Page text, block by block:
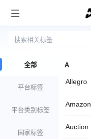
全部
平台标签
平台类别标签
国家标签
A
Allegro
Amazon
Auction